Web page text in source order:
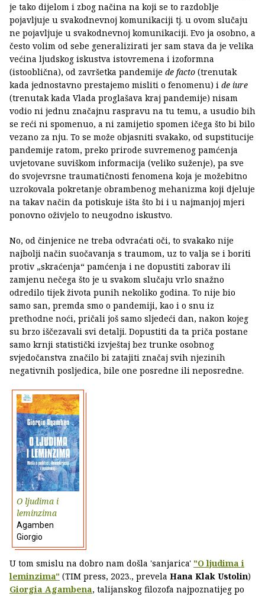
je tako dijelom i zbog načina na koji se to razdoblje
pojavljuje u svakodnevnoj komunikaciji tj. u ovom slučaju
ne pojavljuje u svakodnevnoj komunikaciji. Evo ja osobno, a
često volim od sebe generalizirati jer sam stava da je velika
većina ljudskog iskustva istovremena i izoformna
(istooblična), od završetka pandemije de facto (trenutak
kada jednostavno prestajemo misliti o fenomenu) i de iure
(trenutak kada Vlada proglašava kraj pandemije) nisam
vodio ni jednu značajnu raspravu na tu temu, a usudio bih
se reći ni spomenuo, a ni zamijetio spomen ičega što bi bilo
vezano za nju. To se može objasniti svakako, od supstitucije
pandemije ratom, preko prirode suvremenog pamćenja
uvjetovane suviškom informacija (veliko suženje), pa sve
do svojevrsne traumatičnosti fenomena koja je možebitno
uzrokovala pokretanje obrambenog mehanizma koji djeluje
na takav način da potiskuje išta što bi i u najmanjoj mjeri
ponovno oživjelo to neugodno iskustvo.
No, od činjenice ne treba odvraćati oči, to svakako nije
najbolji način suočavanja s traumom, uz to valja se i boriti
protiv „skraćenja“ pamćenja i ne dopustiti zaborav ili
zamjenu nečega što je u svakom slučaju vrlo snažno
odredilo tijek života punih nekoliko godina. To nije bio
samo san, premda smo o pandemiji, kao i o snu iz
prethodne noći, pričali još samo sljedeći dan, nakon kojeg
su brzo iščezavali svi detalji. Dopustiti da ta priča postane
samo krnji statistički izvještaj bez trunke osobnog
svjedočanstva značilo bi zatajiti značaj svih njezinih
negativnih posljedica, bile one posredne ili neposredne.
O ljudima i
leminzima
Agamben
Giorgio
U tom smislu na dobro nam došla 'sanjarica' "O ljudima i
leminzima" (TIM press, 2023., prevela Hana Klak Ustolin)
Giorgia Agambena, talijanskog filozofa najpoznatijeg po